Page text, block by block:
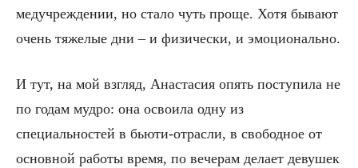
медучреждении, но стало чуть проще. Хотя бывают
очень тяжелые дни – и физически, и эмоционально.
И тут, на мой взгляд, Анастасия опять поступила не
по годам мудро: она освоила одну из
специальностей в бьюти-отрасли, в свободное от
основной работы время, по вечерам делает девушек